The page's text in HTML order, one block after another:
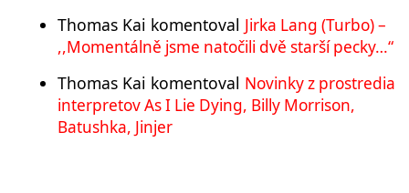
Thomas Kai komentoval Jirka Lang (Turbo) –
,,Momentálně jsme natočili dvě starší pecky…“
Thomas Kai komentoval Novinky z prostredia
interpretov As I Lie Dying, Billy Morrison,
Batushka, Jinjer